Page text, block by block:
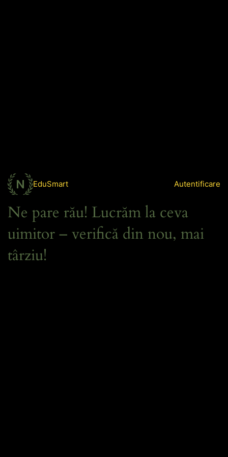
EduSmart Autentificare
Ne pare rău! Lucrăm la ceva
uimitor – verifică din nou, mai
târziu!